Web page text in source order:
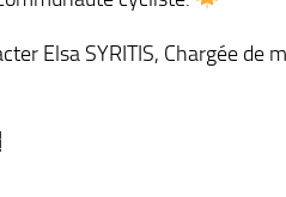
Elsa SYRITIS, Chargée de